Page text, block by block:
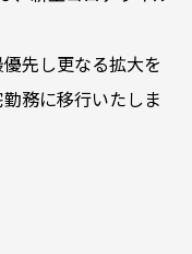
先し更なる拡大を
務に移行いたしま